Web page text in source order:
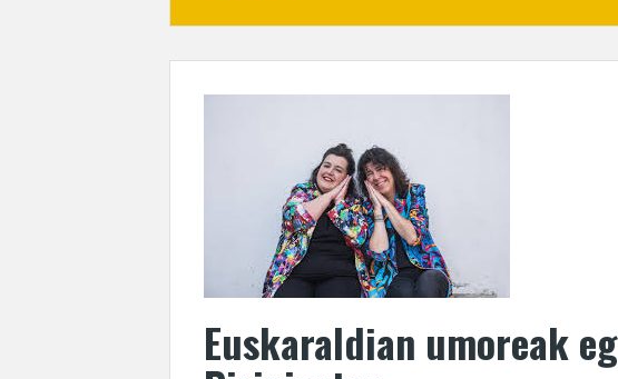
Euskaraldian umoreak